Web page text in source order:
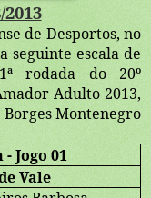
de Desportos, no
seguinte escala de
rodada do 20º
Adulto 2013,
Montenegro
Jogo 01
Vale